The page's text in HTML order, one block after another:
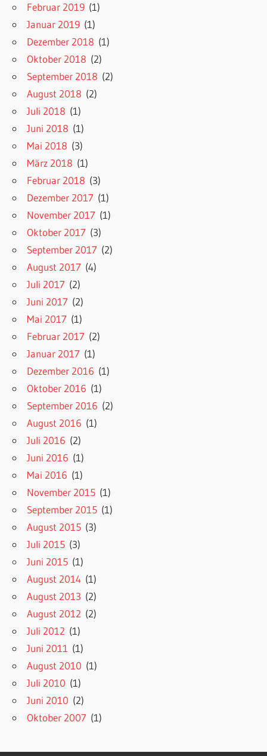
Februar 2019 (1)
Januar 2019 (1)
Dezember 2018 (1)
Oktober 2018 (2)
September 2018 (2)
August 2018 (2)
Juli 2018 (1)
Juni 2018 (1)
Mai 2018 (3)
März 2018 (1)
Februar 2018 (3)
Dezember 2017 (1)
November 2017 (1)
Oktober 2017 (3)
September 2017 (2)
August 2017 (4)
Juli 2017 (2)
Juni 2017 (2)
Mai 2017 (1)
Februar 2017 (2)
Januar 2017 (1)
Dezember 2016 (1)
Oktober 2016 (1)
September 2016 (2)
August 2016 (1)
Juli 2016 (2)
Juni 2016 (1)
Mai 2016 (1)
November 2015 (1)
September 2015 (1)
August 2015 (3)
Juli 2015 (3)
Juni 2015 (1)
August 2014 (1)
August 2013 (2)
August 2012 (2)
Juli 2012 (1)
Juni 2011 (1)
August 2010 (1)
Juli 2010 (1)
Juni 2010 (2)
Oktober 2007 (1)